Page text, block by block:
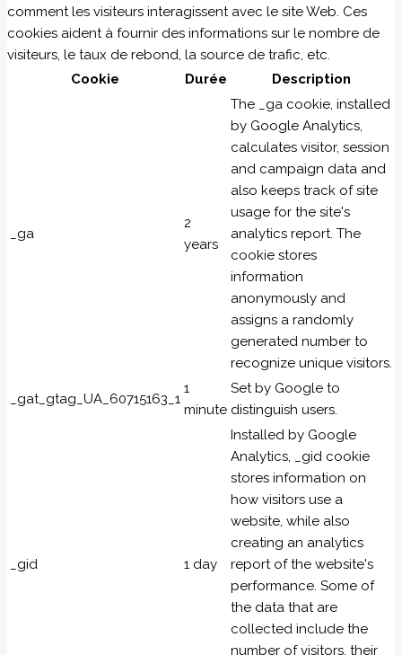
comment les visiteurs interagissent avec le site Web. Ces
cookies aident à fournir des informations sur le nombre de
visiteurs, le taux de rebond, la source de trafic, etc.
Cookie
Durée Description
_ga
2
years
The _ga cookie, installed
by Google Analytics,
calculates visitor, session
and campaign data and
also keeps track of site
usage for the site's
analytics report. The
cookie stores
information
anonymously and
assigns a randomly
generated number to
recognize unique visitors.
_gat_gtag_UA_60715163_1
1
minute
Set by Google to
distinguish users.
_gid 1 day
Installed by Google
Analytics, _gid cookie
stores information on
how visitors use a
website, while also
creating an analytics
report of the website's
performance. Some of
the data that are
collected include the
number of visitors, their